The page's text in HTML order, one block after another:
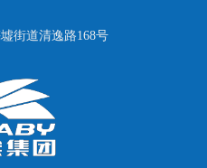
街道清逸路168号